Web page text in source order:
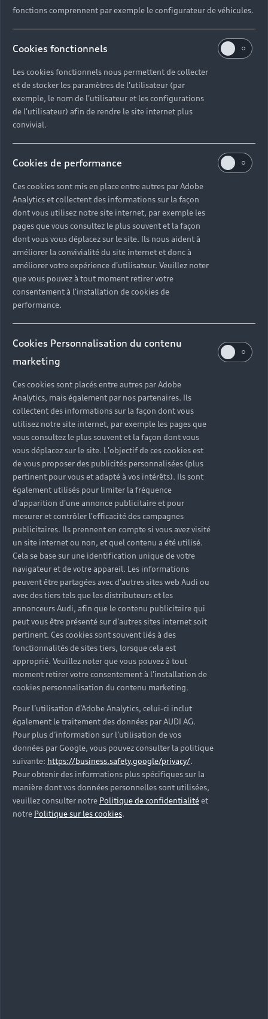
Une formule
adaptée à vos
besoins
Que vous soyez particulier ou professionnel,
trouvez la solution de financement qui vous
correspond.
Les 3 solutions de
financement possibles
Crédit classique, location longue durée ou location
avec option d’achat, trouvez la solution adaptée à vos
besoins parmi nos différentes offres de financement
sur-mesure.
fonctions comprennent par exemple le configurateur de véhicules.
Cookies fonctionnels
Les cookies fonctionnels nous permettent de collecter
et de stocker les paramètres de l'utilisateur (par
exemple, le nom de l'utilisateur et les configurations
de l'utilisateur) afin de rendre le site internet plus
convivial.
Cookies de performance
Ces cookies sont mis en place entre autres par Adobe
Analytics et collectent des informations sur la façon
dont vous utilisez notre site internet, par exemple les
pages que vous consultez le plus souvent et la façon
dont vous vous déplacez sur le site. Ils nous aident à
améliorer la convivialité du site internet et donc à
améliorer votre expérience d'utilisateur. Veuillez noter
que vous pouvez à tout moment retirer votre
consentement à l'installation de cookies de
performance.
Cookies Personnalisation du contenu
marketing
Ces cookies sont placés entre autres par Adobe
Analytics, mais également par nos partenaires. Ils
collectent des informations sur la façon dont vous
utilisez notre site internet, par exemple les pages que
vous consultez le plus souvent et la façon dont vous
vous déplacez sur le site. L'objectif de ces cookies est
de vous proposer des publicités personnalisées (plus
pertinent pour vous et adapté à vos intérêts). Ils sont
également utilisés pour limiter la fréquence
d'apparition d'une annonce publicitaire et pour
mesurer et contrôler l'efficacité des campagnes
publicitaires. Ils prennent en compte si vous avez visité
un site internet ou non, et quel contenu a été utilisé.
Cela se base sur une identification unique de votre
navigateur et de votre appareil. Les informations
peuvent être partagées avec d'autres sites web Audi ou
avec des tiers tels que les distributeurs et les
annonceurs Audi, afin que le contenu publicitaire qui
peut vous être présenté sur d'autres sites internet soit
pertinent. Ces cookies sont souvent liés à des
fonctionnalités de sites tiers, lorsque cela est
approprié. Veuillez noter que vous pouvez à tout
moment retirer votre consentement à l'installation de
cookies personnalisation du contenu marketing.
Pour l’utilisation d’Adobe Analytics, celui-ci inclut
également le traitement des données par AUDI AG.
Pour plus d’information sur l’utilisation de vos
données par Google, vous pouvez consulter la politique
suivante: https://business.safety.google/privacy/.
Pour obtenir des informations plus spécifiques sur la
manière dont vos données personnelles sont utilisées,
veuillez consulter notre Politique de confidentialitéet
notre Politique sur les cookies.